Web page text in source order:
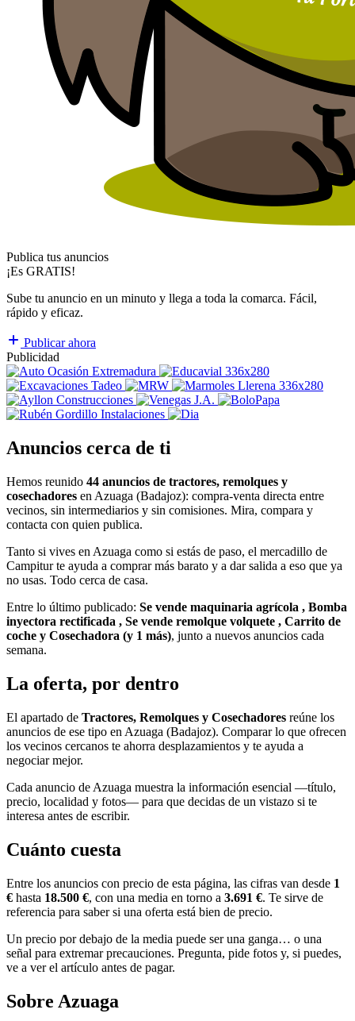
Publica tus anuncios
¡Es GRATIS!
Sube tu anuncio en un minuto y llega a toda la comarca. Fácil,
rápido y eficaz.
Publicar ahora
Publicidad
Anuncios cerca de ti
Hemos reunido 44 anuncios de tractores, remolques y
cosechadores en Azuaga (Badajoz): compra-venta directa entre
vecinos, sin intermediarios y sin comisiones. Mira, compara y
contacta con quien publica.
Tanto si vives en Azuaga como si estás de paso, el mercadillo de
Campitur te ayuda a comprar más barato y a dar salida a eso que ya
no usas. Todo cerca de casa.
Entre lo último publicado: Se vende maquinaria agrícola , Bomba
inyectora rectificada , Se vende remolque volquete , Carrito de
coche y Cosechadora (y 1 más), junto a nuevos anuncios cada
semana.
La oferta, por dentro
El apartado de Tractores, Remolques y Cosechadores reúne los
anuncios de ese tipo en Azuaga (Badajoz). Comparar lo que ofrecen
los vecinos cercanos te ahorra desplazamientos y te ayuda a
negociar mejor.
Cada anuncio de Azuaga muestra la información esencial —título,
precio, localidad y fotos— para que decidas de un vistazo si te
interesa antes de escribir.
Cuánto cuesta
Entre los anuncios con precio de esta página, las cifras van desde 1
€ hasta 18.500 €, con una media en torno a 3.691 €. Te sirve de
referencia para saber si una oferta está bien de precio.
Un precio por debajo de la media puede ser una ganga… o una
señal para extremar precauciones. Pregunta, pide fotos y, si puedes,
ve a ver el artículo antes de pagar.
Sobre Azuaga